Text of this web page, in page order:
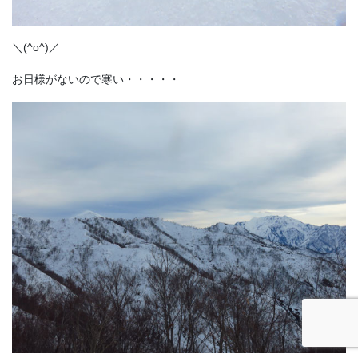
＼(^o^)／
お日様がないので寒い・・・・・